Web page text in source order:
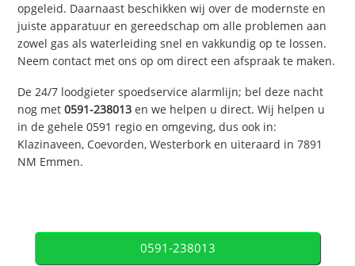
opgeleid. Daarnaast beschikken wij over de modernste en
juiste apparatuur en gereedschap om alle problemen aan
zowel gas als waterleiding snel en vakkundig op te lossen.
Neem contact met ons op om direct een afspraak te maken.
De 24/7 loodgieter spoedservice alarmlijn; bel deze nacht
nog met0591-238013 en we helpen u direct. Wij helpen u
in de gehele 0591 regio en omgeving, dus ook in:
Klazinaveen, Coevorden, Westerbork en uiteraard in 7891
NM Emmen.
0591-238013